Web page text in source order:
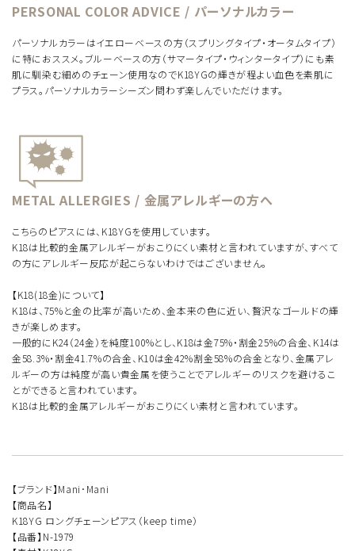
PERSONAL COLOR ADVICE / パーソナルカラー
パーソナルカラーはイエローベースの方（スプリングタイプ・オータムタイプ）
に特におススメ。ブルーベースの方（サマータイプ・ウィンタータイプ）にも素
肌に馴染む細めのチェーン使用なのでK18YGの輝きが程よい血色を素肌に
プラス。パーソナルカラーシーズン問わず楽しんでいただけます。
METAL ALLERGIES / 金属アレルギーの方へ
こちらのピアスには、K18YGを使用しています。
K18は比較的金属アレルギーがおこりにくい素材と言われていますが、すべて
の方にアレルギー反応が起こらないわけではございません。
【K18(18金)について】
K18は、75%と金の比率が高いため、金本来の色に近い、贅沢なゴールドの輝
きが楽しめます。
一般的にK24（24金）を純度100%とし、K18は金75%・割金25%の合金、K14は
金58.3%・割金41.7%の合金、K10は金42%割金58%の合金となり、金属アレ
ルギーの方は純度が高い貴金属を使うことでアレルギーのリスクを避けるこ
とができると言われています。
K18は比較的金属アレルギーがおこりにくい素材と言われています。
【ブランド】Mani･Mani
【商品名】
K18YG ロングチェーンピアス（keep time）
【品番】N-1979